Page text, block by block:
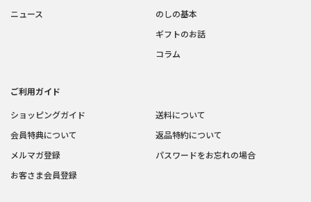
ニュース
のしの基本
ギフトのお話
コラム
ご利用ガイド
ショッピングガイド
会員特典について
メルマガ登録
お客さま会員登録
送料について
返品特約について
パスワードをお忘れの場合